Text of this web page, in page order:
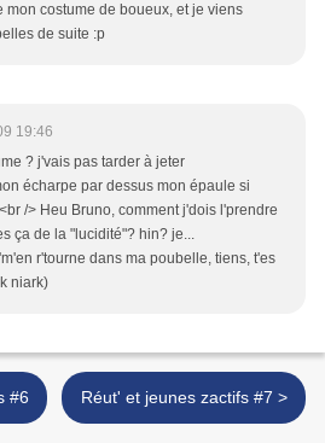
mon costume de boueux, et je viens
de suite :p
19:46
? j'vais pas tarder à jeter
écharpe par dessus mon épaule si
/> Heu Bruno, comment j'dois l'prendre
ça de la "lucidité"? hin? je...
r'tourne dans ma poubelle, tiens, t'es
niark)
#6 Réut' et jeunes zactifs #7 >